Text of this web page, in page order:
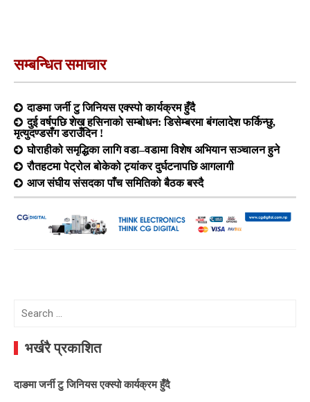
सम्बन्धित समाचार
दाङमा जर्नी टु जिनियस एक्स्पो कार्यक्रम हुँदै
दुई वर्षपछि शेख हसिनाको सम्बोधन: डिसेम्बरमा बंगलादेश फर्किन्छु,
मृत्युदण्डसँग डराउँदिन !
घोराहीको समृद्धिका लागि वडा–वडामा विशेष अभियान सञ्चालन हुने
रौतहटमा पेट्रोल बोकेको ट्यांकर दुर्घटनापछि आगलागी
आज संघीय संसदका पाँच समितिको बैठक बस्दै
Search
भर्खरै प्रकाशित
दाङमा जर्नी टु जिनियस एक्स्पो कार्यक्रम हुँदै